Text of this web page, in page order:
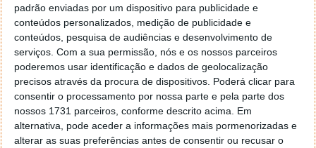
padrão enviadas por um dispositivo para publicidade e
conteúdos personalizados, medição de publicidade e
conteúdos, pesquisa de audiências e desenvolvimento de
serviços. Com a sua permissão, nós e os nossos parceiros
poderemos usar identificação e dados de geolocalização
precisos através da procura de dispositivos. Poderá clicar para
consentir o processamento por nossa parte e pela parte dos
nossos 1731 parceiros, conforme descrito acima. Em
alternativa, pode aceder a informações mais pormenorizadas e
alterar as suas preferências antes de consentir ou recusar o
Este artigo tem mais de um ano
Acompanhe o Pplware no Google Notícias
Proponha uma correção, faça uma sugestão